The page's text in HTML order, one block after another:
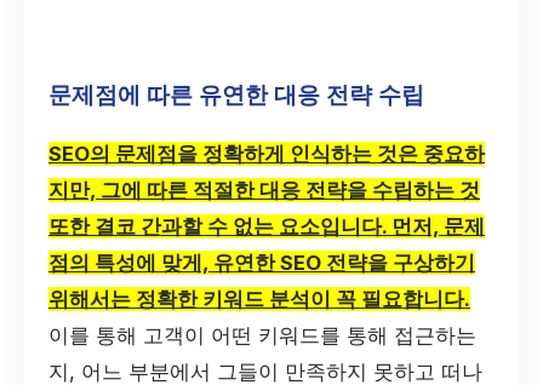
문제점에 따른 유연한 대응 전략 수립
SEO의 문제점을 정확하게 인식하는 것은 중요하
지만, 그에 따른 적절한 대응 전략을 수립하는 것
또한 결코 간과할 수 없는 요소입니다. 먼저, 문제
점의 특성에 맞게, 유연한 SEO 전략을 구상하기
위해서는 정확한 키워드 분석이 꼭 필요합니다.
이를 통해 고객이 어떤 키워드를 통해 접근하는
지, 어느 부분에서 그들이 만족하지 못하고 떠나